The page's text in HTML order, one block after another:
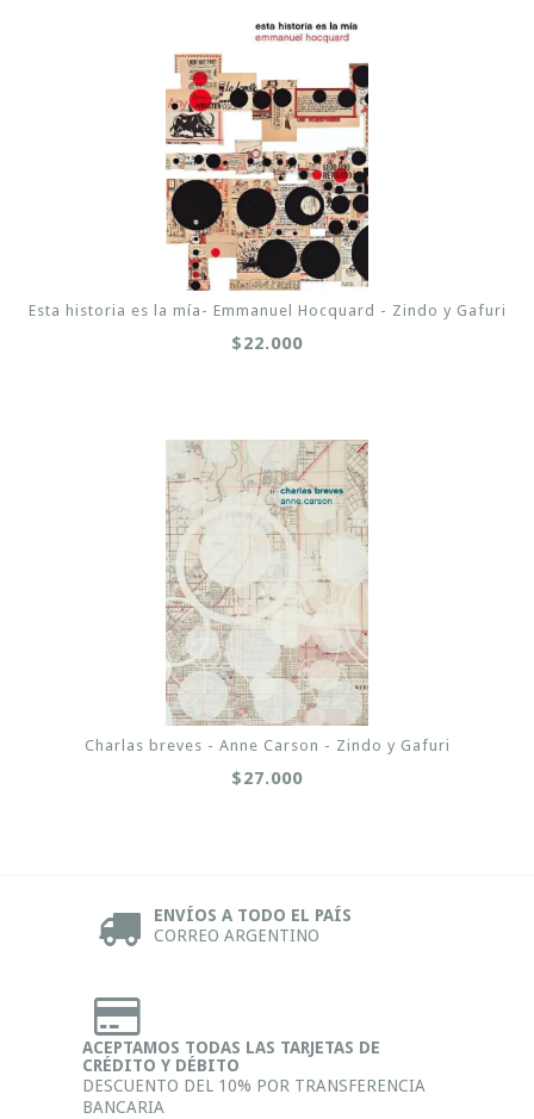
Esta historia es la mía- Emmanuel Hocquard - Zindo y Gafuri
$22.000
Charlas breves - Anne Carson - Zindo y Gafuri
$27.000
ENVÍOS A TODO EL PAÍS
CORREO ARGENTINO
ACEPTAMOS TODAS LAS TARJETAS DE
CRÉDITO Y DÉBITO
DESCUENTO DEL 10% POR TRANSFERENCIA
BANCARIA